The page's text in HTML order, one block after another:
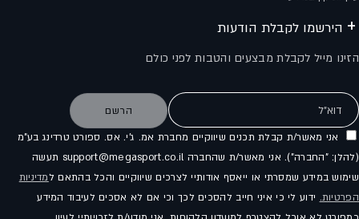
הירשמו לקבלת הודעות
הזינו מייל לקבלת מבצעים והטבות לפני כולם
דוא"ל הרשם
אני מאשר/ת קבלת תכנים שיווקיים מחברת אמ. ג'י. אס. ספורט טרדינג בע"מ
(להלן: "החברה"). אני מאשר/ת שהחברה support@megasport.co.il תעשה
שימוש במידע שמסרתי או ייאסף אודותיי לצרכים שיווקיים והכל בהתאם למדיניות
הפרטיות. ידוע לי כי איני חייב להסכים לכך וכי אם לא אסכים לעיבוד המידע